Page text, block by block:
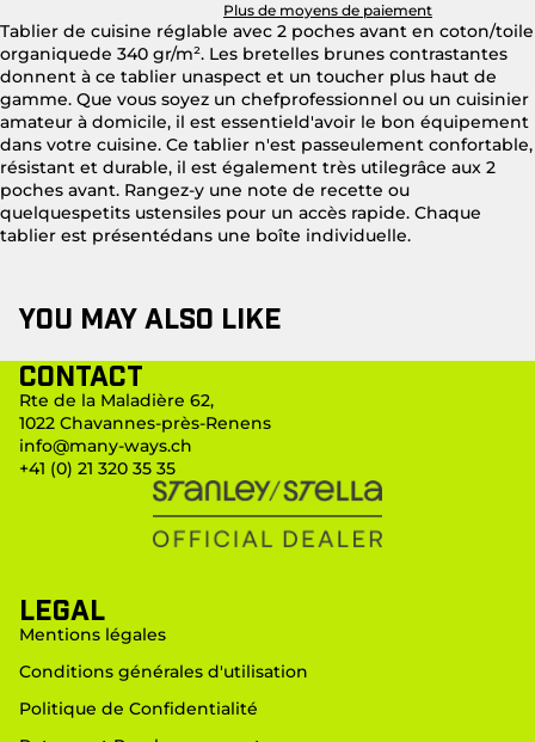
Plus de moyens de paiement
Tablier de cuisine réglable avec 2 poches avant en coton/toile
organiquede 340 gr/m². Les bretelles brunes contrastantes
donnent à ce tablier unaspect et un toucher plus haut de
gamme. Que vous soyez un chefprofessionnel ou un cuisinier
amateur à domicile, il est essentield'avoir le bon équipement
dans votre cuisine. Ce tablier n'est passeulement confortable,
résistant et durable, il est également très utilegrâce aux 2
poches avant. Rangez-y une note de recette ou
quelquespetits ustensiles pour un accès rapide. Chaque
tablier est présentédans une boîte individuelle.
You may also like
Contact
Rte de la Maladière 62,
1022 Chavannes-près-Renens
info@many-ways.ch
+41 (0) 21 320 35 35
LEGAL
Mentions légales
Conditions générales d'utilisation
Politique de Confidentialité